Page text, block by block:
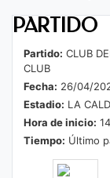
PARTIDO
Partido: CLUB
CLUB
Fecha: 26/04/
Estadio: LA
Hora de inicio:
Tiempo: Último